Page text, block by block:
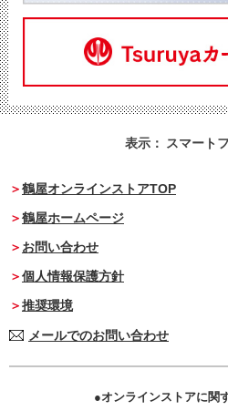
表示： スマート
鶴屋オンラインストアTOP
鶴屋ホームページ
お問い合わせ
個人情報保護方針
推奨環境
メールでのお問い合わせ
オンラインストアに関